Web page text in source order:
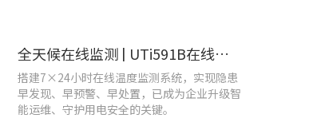
全天候在线监测 | UTi591B在线式红外热成像仪助力配电运维智能化转型
搭建7×24小时在线温度监测系统，实现隐患
早发现、早预警、早处置，已成为企业升级智
能运维、守护用电安全的关键。